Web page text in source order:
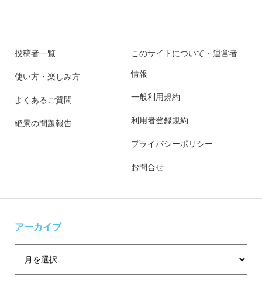
投稿者一覧
使い方・楽しみ方
よくあるご質問
絶景の問題報告
このサイトについて・運営者
情報
一般利用規約
利用者登録規約
プライバシーポリシー
お問合せ
アーカイブ